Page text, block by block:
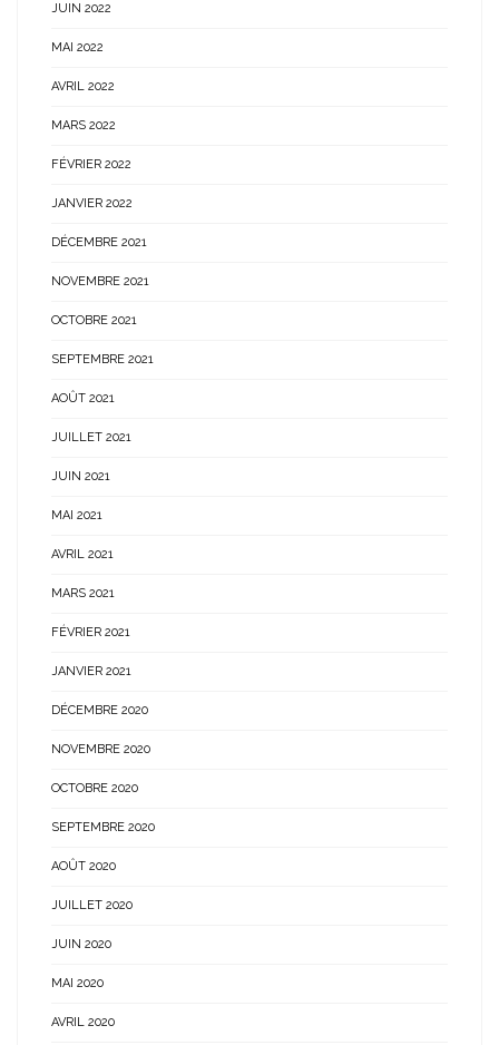
JUIN 2022
MAI 2022
AVRIL 2022
MARS 2022
FÉVRIER 2022
JANVIER 2022
DÉCEMBRE 2021
NOVEMBRE 2021
OCTOBRE 2021
SEPTEMBRE 2021
AOÛT 2021
JUILLET 2021
JUIN 2021
MAI 2021
AVRIL 2021
MARS 2021
FÉVRIER 2021
JANVIER 2021
DÉCEMBRE 2020
NOVEMBRE 2020
OCTOBRE 2020
SEPTEMBRE 2020
AOÛT 2020
JUILLET 2020
JUIN 2020
MAI 2020
AVRIL 2020